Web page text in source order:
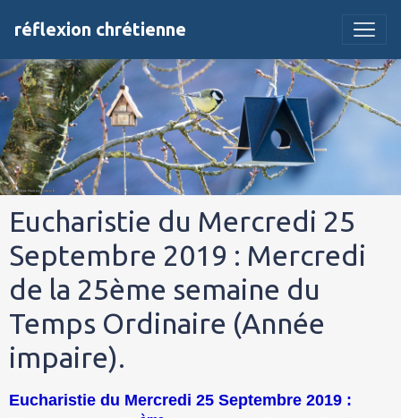
réflexion chrétienne
Eucharistie du Mercredi 25
Septembre 2019 : Mercredi
de la 25ème semaine du
Temps Ordinaire (Année
impaire).
Eucharistie du Mercredi 25 Septembre 2019 :